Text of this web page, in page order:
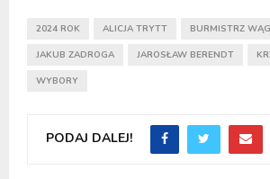
2024 ROK ALICJA TRYTT BURMISTRZ
JAKUB ZADROGA JAROSŁAW BERENDT
WYBORY
PODAJ DALEJ!